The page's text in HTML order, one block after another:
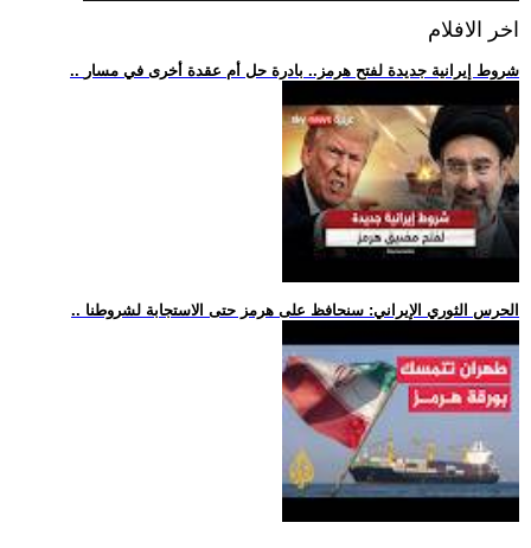
اخر الافلام
.. شروط إيرانية جديدة لفتح هرمز.. بادرة حل أم عقدة أخرى في مسار
.. الحرس الثوري الإيراني: سنحافظ على هرمز حتى الاستجابة لشروطنا